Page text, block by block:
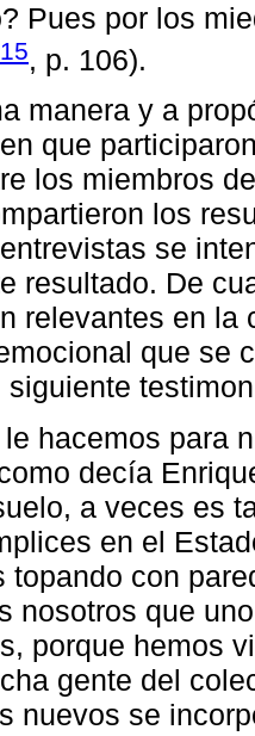
Pues por los
, p. 106).
manera y a
que
los miembros
los
se
resultado. De
relevantes en la
que se
siguiente
hacemos para
decía
a veces es
en el
topando con
nosotros que
porque hemos
gente del
nuevos se